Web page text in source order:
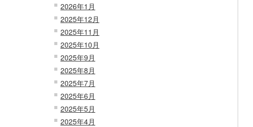
2026年1月
2025年12月
2025年11月
2025年10月
2025年9月
2025年8月
2025年7月
2025年6月
2025年5月
2025年4月